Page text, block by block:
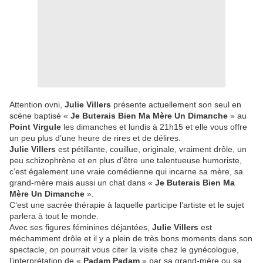
Attention ovni, Julie Villers présente actuellement son seul en
scène baptisé « Je Buterais Bien Ma Mère Un Dimanche » au
Point Virgule les dimanches et lundis à 21h15 et elle vous offre
un peu plus d’une heure de rires et de délires.
Julie Villers est pétillante, couillue, originale, vraiment drôle, un
peu schizophrène et en plus d’être une talentueuse humoriste,
c’est également une vraie comédienne qui incarne sa mère, sa
grand-mère mais aussi un chat dans « Je Buterais Bien Ma
Mère Un Dimanche ».
C’est une sacrée thérapie à laquelle participe l’artiste et le sujet
parlera à tout le monde.
Avec ses figures féminines déjantées, Julie Villers est
méchamment drôle et il y a plein de très bons moments dans son
spectacle, on pourrait vous citer la visite chez le gynécologue,
l’interprétation de « Padam Padam » par sa grand-mère ou sa